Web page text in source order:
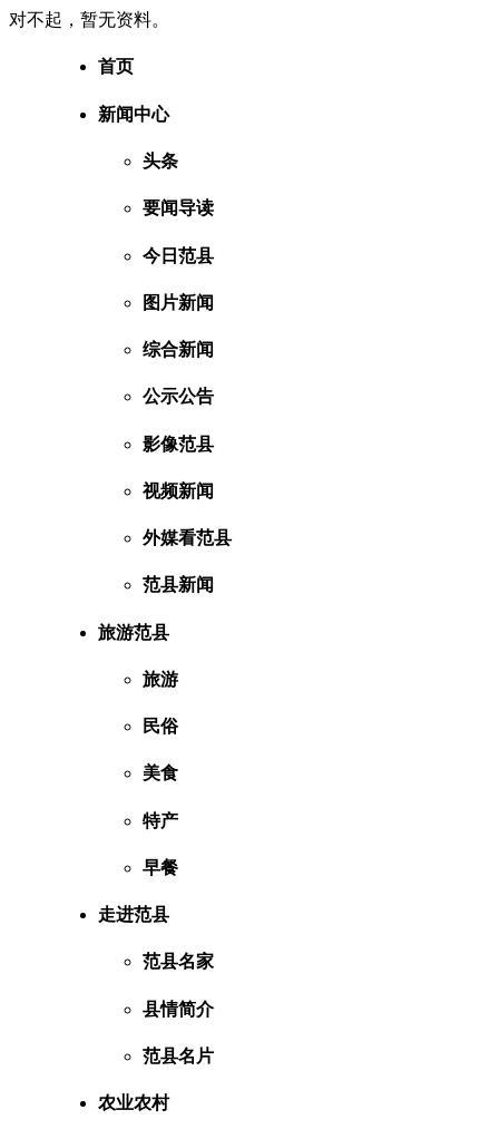
对不起，暂无资料。
首页
新闻中心
头条
要闻导读
今日范县
图片新闻
综合新闻
公示公告
影像范县
视频新闻
外媒看范县
范县新闻
旅游范县
旅游
民俗
美食
特产
早餐
走进范县
范县名家
县情简介
范县名片
农业农村